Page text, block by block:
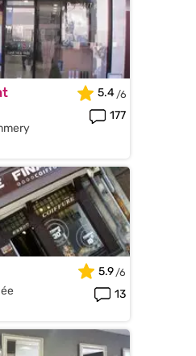
5.4
177
5.9
13